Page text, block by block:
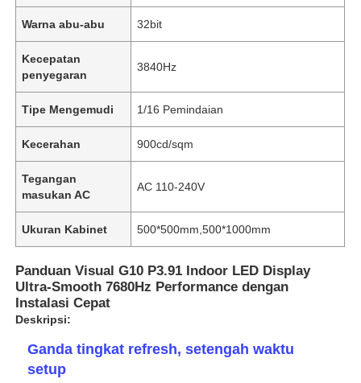
Warna abu-abu 32bit
Kecepatan
penyegaran
3840Hz
Tipe Mengemudi 1/16 Pemindaian
Kecerahan 900cd/sqm
Tegangan
masukan AC
AC 110-240V
Ukuran Kabinet 500*500mm,500*1000mm
Panduan Visual G10 P3.91 Indoor LED Display ️
Ultra-Smooth 7680Hz Performance dengan
Instalasi Cepat
Deskripsi:
Ganda tingkat refresh, setengah waktu
setup